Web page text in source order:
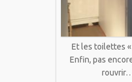
Et les toilettes «
Enfin, pas